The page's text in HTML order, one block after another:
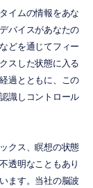
イムの情報をあな
バイスがあなたの
どを通じてフィー
スした状態に入る
過とともに、この
識しコントロール
クス、瞑想の状態
透明なこともあり
ます。当社の脳波